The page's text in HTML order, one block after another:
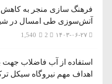
آتش‌سوزی طی امسال در
۱۴۰۳-۰۶-۲۷ 1,540
استفاده از آب فاضلاب جهت
اهداف مهم نیروگاه سیکل